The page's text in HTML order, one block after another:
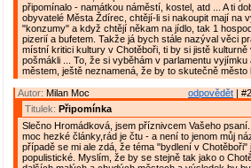
připomínalo - namátkou náměstí, kostel, atd ... A ti
obyvatelé Města Ždírec, chtějí-li si nakoupit mají na
"konzumy" a když chtějí někam na jídlo, tak 1
pizerií a bufetem. Takže já bych stále nazýval věci
místní kritici kultury v Chotěboři, ti by si jistě kulturně
pošmákli ... To, že si vyběhám v parlamentu vyjímku
městem, ještě neznamená, že by to skutečně město
odpovědět |
Autor: Milan Moc
Titulek: Připomínka
Slečno Hromádková, jsem příznivcem Vašeho
moc hezké články,rád je čtu - a není to jenom můj
případě se mi ale zdá, že téma "bydlení v Chotěboři"
populistické. Myslím, že by se stejně tak jako o